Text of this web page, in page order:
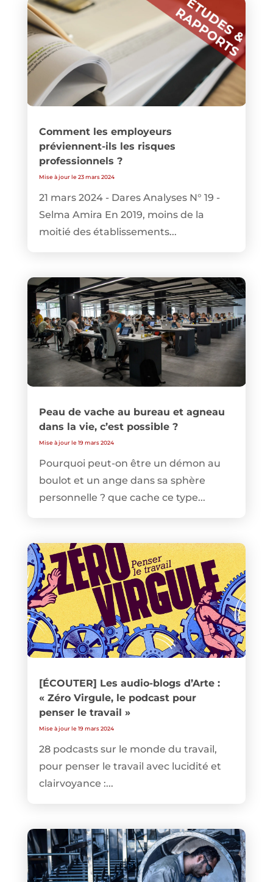
Comment les employeurs
préviennent-ils les risques
professionnels ?
Mise à jour le 23 mars 2024
21 mars 2024 - Dares Analyses N° 19 -
Selma Amira En 2019, moins de la
moitié des établissements...
Peau de vache au bureau et agneau
dans la vie, c’est possible ?
Mise à jour le 19 mars 2024
Pourquoi peut-on être un démon au
boulot et un ange dans sa sphère
personnelle ? que cache ce type...
[ÉCOUTER] Les audio-blogs d’Arte :
« Zéro Virgule, le podcast pour
penser le travail »
Mise à jour le 19 mars 2024
28 podcasts sur le monde du travail,
pour penser le travail avec lucidité et
clairvoyance :...